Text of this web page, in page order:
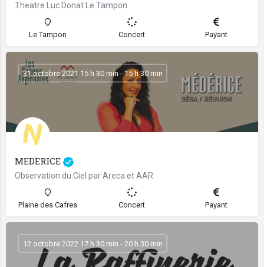
Theatre Luc Donat Le Tampon
Le Tampon Concert Payant
MEDERICE
Observation du Ciel par Areca et AAR
31 octobre 2021 15 h 30 min - 15 h 30 min
Plaine des Cafres Concert Payant
12 octobre 2022 17 h 30 min - 20 h 30 min